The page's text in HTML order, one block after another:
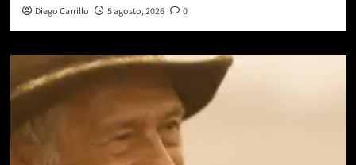
Diego Carrillo 5 agosto, 2026 0